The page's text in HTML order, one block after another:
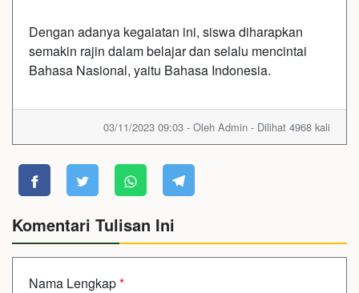
Dengan adanya kegaiatan ini, siswa diharapkan
semakin rajin dalam belajar dan selalu mencintai
Bahasa Nasional, yaitu Bahasa Indonesia.
03/11/2023 09:03 - Oleh Admin - Dilihat 4968 kali
Komentari Tulisan Ini
Nama Lengkap*